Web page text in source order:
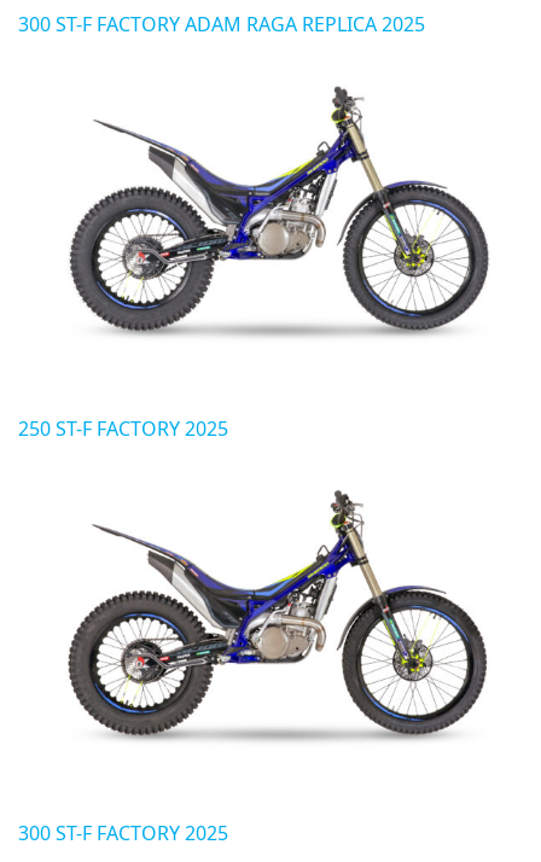
300 ST-F FACTORY ADAM RAGA REPLICA 2025
250 ST-F FACTORY 2025
300 ST-F FACTORY 2025